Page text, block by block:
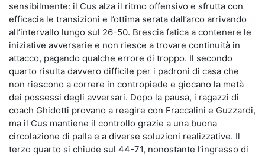
sensibilmente: il Cus alza il ritmo offensivo e sfrutta con
efficacia le transizioni e l’ottima serata dall’arco arrivando
all’intervallo lungo sul 26-50. Brescia fatica a contenere le
iniziative avversarie e non riesce a trovare continuità in
attacco, pagando qualche errore di troppo. Il secondo
quarto risulta davvero difficile per i padroni di casa che
non riescono a correre in contropiede e giocano la metà
dei possessi degli avversari. Dopo la pausa, i ragazzi di
coach Ghidotti provano a reagire con Fraccalini e Guzzardi,
ma il Cus mantiene il controllo grazie a una buona
circolazione di palla e a diverse soluzioni realizzative. Il
terzo quarto si chiude sul 44-71, nonostante l’ingresso di